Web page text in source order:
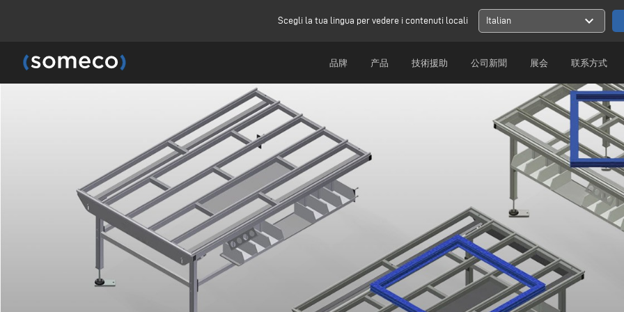
Scegli la tua lingua per vedere i contenuti locali Italian expand_more
品牌 产品 技術援助 公司新聞 展会 联系方式